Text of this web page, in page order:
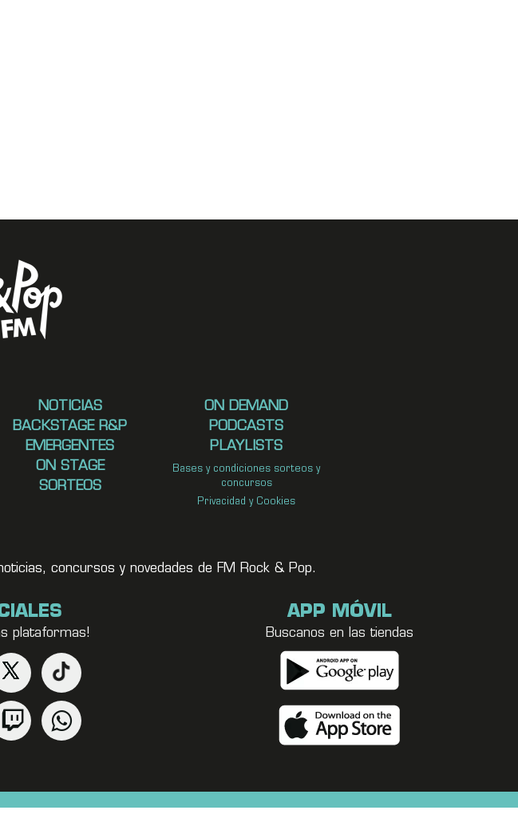
NOTICIAS
BACKSTAGE R&P
EMERGENTES
ON STAGE
SORTEOS
ON DEMAND
PODCASTS
PLAYLISTS
Bases y condiciones sorteos y
concursos
Privacidad y Cookies
concursos y novedades de FM Rock & Pop.
plataformas!
APP MÓVIL
Buscanos en las tiendas